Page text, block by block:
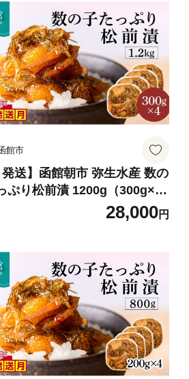
昆布 解凍するだけ ご飯のお供
み 酒の肴 おかず 冷凍 北海道
送料無料_HD032-062-09
館市
発送】函館朝市 弥生水産 数の
ぷり松前漬 1200g（300g×4
）選べる発送月 オリジナル
タレ 厳選 サイズ大 ふんだん
昆布 解凍するだけ ご飯のお
つまみ 酒の肴 おかず 冷凍 北
函館市 送料無料_HD032-039-0
28,000円